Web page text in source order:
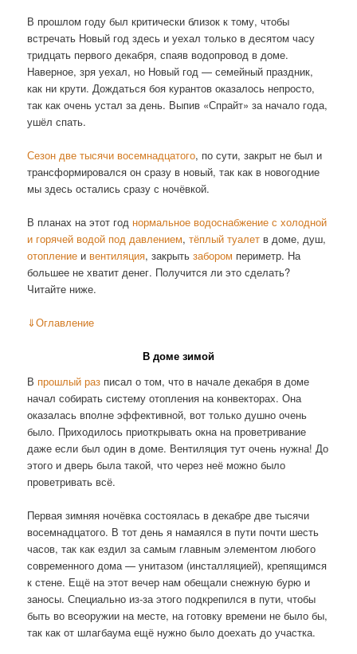
В прошлом году был критически близок к тому, чтобы
встречать Новый год здесь и уехал только в десятом часу
тридцать первого декабря, спаяв водопровод в доме.
Наверное, зря уехал, но Новый год — семейный праздник,
как ни крути. Дождаться боя курантов оказалось непросто,
так как очень устал за день. Выпив «Спрайт» за начало года,
ушёл спать.
Сезон две тысячи восемнадцатого, по сути, закрыт не был и
трансформировался он сразу в новый, так как в новогодние
мы здесь остались сразу с ночёвкой.
В планах на этот год нормальное водоснабжение с холодной
и горячей водой под давлением,тёплый туалет в доме, душ,
отопление и вентиляция, закрытьзабором периметр. На
большее не хватит денег. Получится ли это сделать?
Читайте ниже.
⇓Оглавление
В доме зимой
В прошлый раз писал о том, что в начале декабря в доме
начал собирать систему отопления на конвекторах. Она
оказалась вполне эффективной, вот только душно очень
было. Приходилось приоткрывать окна на проветривание
даже если был один в доме. Вентиляция тут очень нужна! До
этого и дверь была такой, что через неё можно было
проветривать всё.
Первая зимняя ночёвка состоялась в декабре две тысячи
восемнадцатого. В тот день я намаялся в пути почти шесть
часов, так как ездил за самым главным элементом любого
современного дома — унитазом (инсталляцией), крепящимся
к стене. Ещё на этот вечер нам обещали снежную бурю и
заносы. Специально из-за этого подкрепился в пути, чтобы
быть во всеоружии на месте, на готовку времени не было бы,
так как от шлагбаума ещё нужно было доехать до участка.